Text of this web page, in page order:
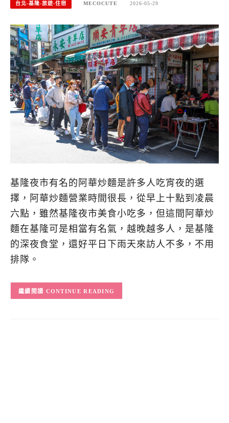
台北-基隆-旅遊-住宿 MECOCUTE 2026-05-29
基隆夜市有名的阿華炒麵是許多人吃宵夜的選
擇，阿華炒麵營業時間很長，從早上十點到凌晨
六點，雖然基隆夜市美食小吃多，但這間阿華炒
麵在基隆可是相當有名氣，越晚越多人，是基隆
的深夜食堂，還好平日下雨天來訪人不多，不用
排隊。
CONTINUE READING